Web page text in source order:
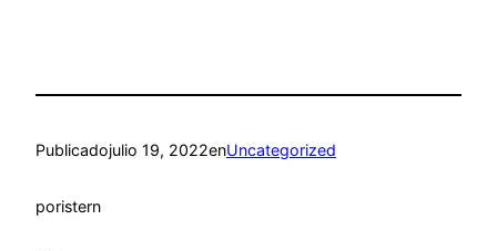
Publicadojulio 19, 2022enUncategorized
poristern